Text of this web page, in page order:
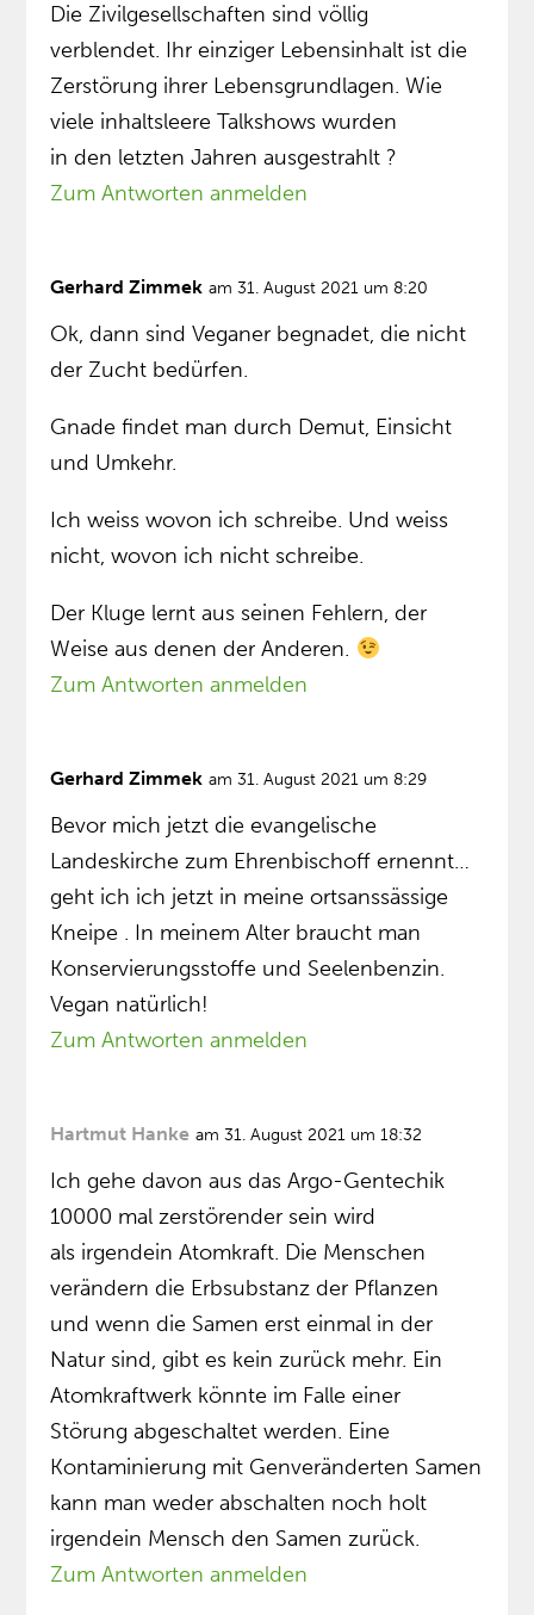
Die Zivilgesellschaften sind völlig
verblendet. Ihr einziger Lebensinhalt ist die
Zerstörung ihrer Lebensgrundlagen. Wie
viele inhaltsleere Talkshows wurden
in den letzten Jahren ausgestrahlt ?
Zum Antworten anmelden
Gerhard Zimmek am 31. August 2021 um 8:20
Ok, dann sind Veganer begnadet, die nicht
der Zucht bedürfen.
Gnade findet man durch Demut, Einsicht
und Umkehr.
Ich weiss wovon ich schreibe. Und weiss
nicht, wovon ich nicht schreibe.
Der Kluge lernt aus seinen Fehlern, der
Weise aus denen der Anderen.
Zum Antworten anmelden
Gerhard Zimmek am 31. August 2021 um 8:29
Bevor mich jetzt die evangelische
Landeskirche zum Ehrenbischoff ernennt…
geht ich ich jetzt in meine ortsanssässige
Kneipe . In meinem Alter braucht man
Konservierungsstoffe und Seelenbenzin.
Vegan natürlich!
Zum Antworten anmelden
Hartmut Hanke am 31. August 2021 um 18:32
Ich gehe davon aus das Argo-Gentechik
10000 mal zerstörender sein wird
als irgendein Atomkraft. Die Menschen
verändern die Erbsubstanz der Pflanzen
und wenn die Samen erst einmal in der
Natur sind, gibt es kein zurück mehr. Ein
Atomkraftwerk könnte im Falle einer
Störung abgeschaltet werden. Eine
Kontaminierung mit Genveränderten Samen
kann man weder abschalten noch holt
irgendein Mensch den Samen zurück.
Zum Antworten anmelden